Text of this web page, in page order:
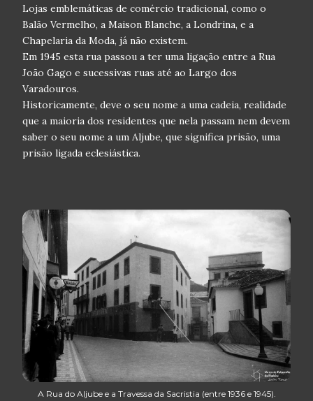
Lojas emblemáticas de comércio tradicional, como o
Balão Vermelho, a Maison Blanche, a Londrina, e a
Chapelaria da Moda, já não existem.
Em 1945 esta rua passou a ter uma ligação entre a Rua
João Gago e sucessivas ruas até ao Largo dos
Varadouros.
Historicamente, deve o seu nome a uma cadeia, realidade
que a maioria dos residentes que nela passam nem devem
saber o seu nome a um Aljube, que significa prisão, uma
prisão ligada eclesiástica.
A Rua do Aljube e a Travessa da Sacristia (entre 1936 e 1945).